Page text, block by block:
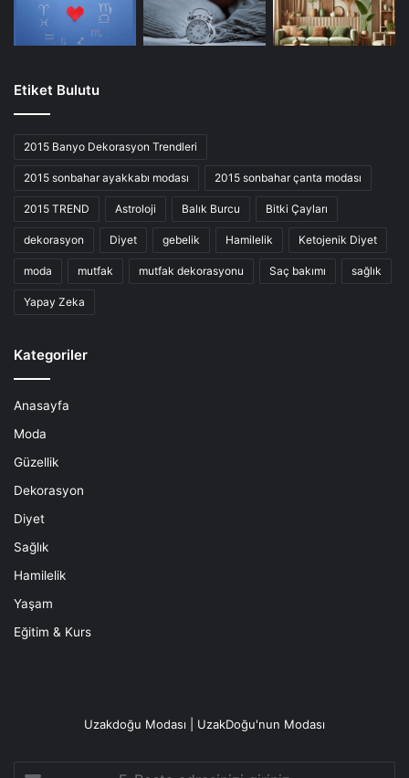
Etiket Bulutu
2015 Banyo Dekorasyon Trendleri
2015 sonbahar ayakkabı modası 2015 sonbahar çanta modası
2015 TREND Astroloji Balık Burcu Bitki Çayları
dekorasyon Diyet gebelik Hamilelik Ketojenik Diyet
moda mutfak mutfak dekorasyonu Saç bakımı sağlık
Yapay Zeka
Kategoriler
Anasayfa
Moda
Güzellik
Dekorasyon
Diyet
Sağlık
Hamilelik
Yaşam
Eğitim & Kurs
Uzakdoğu Modası | UzakDoğu'nun Modası